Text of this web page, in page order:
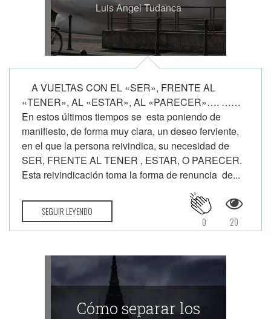
Luis Angel Tudanca
A VUELTAS CON EL «SER», FRENTE AL
«TENER», AL «ESTAR», AL «PARECER»…. ……
En estos últimos tiempos se esta poniendo de
manifiesto, de forma muy clara, un deseo ferviente,
en el que la persona reivindica, su necesidad de
SER, FRENTE AL TENER , ESTAR, O PARECER.
Esta reivindicación toma la forma de renuncia de...
SEGUIR LEYENDO
20
0
Cómo separar los